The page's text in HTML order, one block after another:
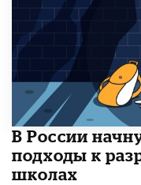
В России
подходы к
школах